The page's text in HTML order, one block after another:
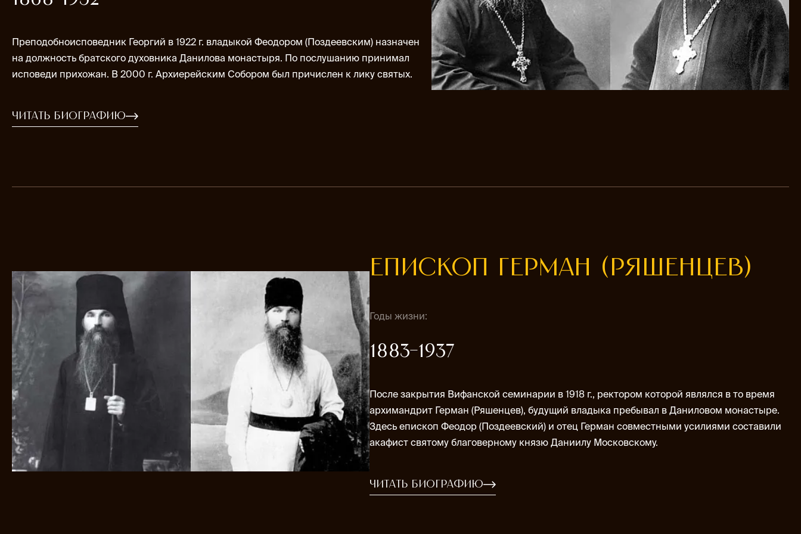
Преподобноисповедник Георгий в 1922 г. владыкой Феодором (Поздеевским) назначен
на должность братского духовника Данилова монастыря. По послушанию принимал
исповеди прихожан. В 2000 г. Архиерейским Собором был причислен к лику святых.
Читать биографию
ЕПИСКОП ГЕРМАН (РЯШЕНЦЕВ)
Годы жизни:
1883-1937
После закрытия Вифанской семинарии в 1918 г., ректором которой являлся в то время
архимандрит Герман (Ряшенцев), будущий владыка пребывал в Даниловом монастыре.
Здесь епископ Феодор (Поздеевский) и отец Герман совместными усилиями составили
акафист святому благоверному князю Даниилу Московскому.
Читать биографию